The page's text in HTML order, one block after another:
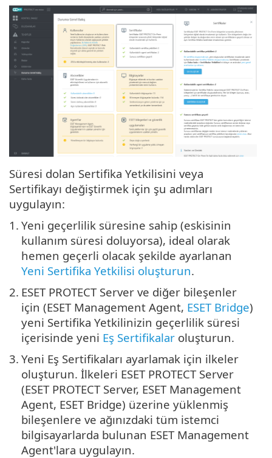
Süresi dolan Sertifika Yetkilisini veya
Sertifikayı değiştirmek için şu adımları
uygulayın:
1. Yeni geçerlilik süresine sahip (eskisinin
kullanım süresi doluyorsa), ideal olarak
hemen geçerli olacak şekilde ayarlanan
Yeni Sertifika Yetkilisi oluşturun.
2. ESET PROTECT Server ve diğer bileşenler
için (ESET Management Agent, ESET Bridge)
yeni Sertifika Yetkilinizin geçerlilik süresi
içerisinde yeni Eş Sertifikalar oluşturun.
3. Yeni Eş Sertifikaları ayarlamak için ilkeler
oluşturun. İlkeleri ESET PROTECT Server
(ESET PROTECT Server, ESET Management
Agent, ESET Bridge) üzerine yüklenmiş
bileşenlere ve ağınızdaki tüm istemci
bilgisayarlarda bulunan ESET Management
Agent'lara uygulayın.